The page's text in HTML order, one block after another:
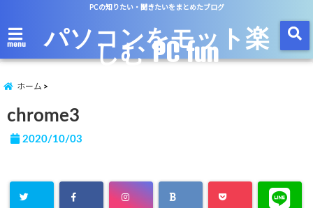
PCの知りたい・聞きたいをまとめたブログ
menu パソコンをモット楽
しむ PC fun
ホーム
chrome3
2020/10/03